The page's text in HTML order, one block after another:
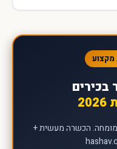
מקצוע
מומחה. הכשרה מעשית +